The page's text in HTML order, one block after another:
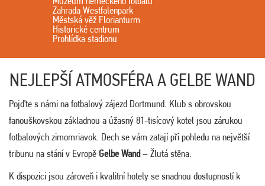
Zahrada Westfalenpark
Městská věž Florianturm
Historické centrum
Prohlídka stadionu
NEJLEPŠÍ ATMOSFÉRA A GELBE WAND
Pojďte s námi na fotbalový zájezd Dortmund. Klub s obrovskou
fanouškovskou základnou a úžasný 81-tisícový kotel jsou zárukou
fotbalových zimomriavok. Dech se vám zatají při pohledu na největší
tribunu na stání v Evropě Gelbe Wand – Žlutá stěna.
K dispozici jsou zároveň i kvalitní hotely se snadnou dostupností k